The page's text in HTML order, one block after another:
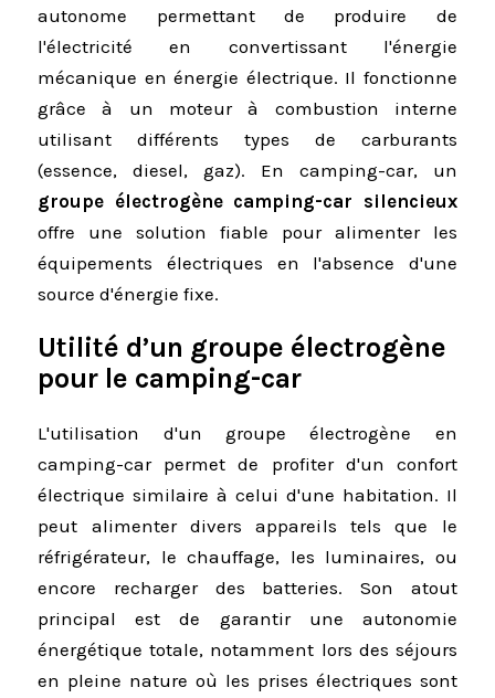
autonome permettant de produire de
l'électricité en convertissant l'énergie
mécanique en énergie électrique. Il fonctionne
grâce à un moteur à combustion interne
utilisant différents types de carburants
(essence, diesel, gaz). En camping-car, un
groupe électrogène camping-car silencieux
offre une solution fiable pour alimenter les
équipements électriques en l'absence d'une
source d'énergie fixe.
Utilité d’un groupe électrogène
pour le camping-car
L'utilisation d'un groupe électrogène en
camping-car permet de profiter d'un confort
électrique similaire à celui d'une habitation. Il
peut alimenter divers appareils tels que le
réfrigérateur, le chauffage, les luminaires, ou
encore recharger des batteries. Son atout
principal est de garantir une autonomie
énergétique totale, notamment lors des séjours
en pleine nature où les prises électriques sont